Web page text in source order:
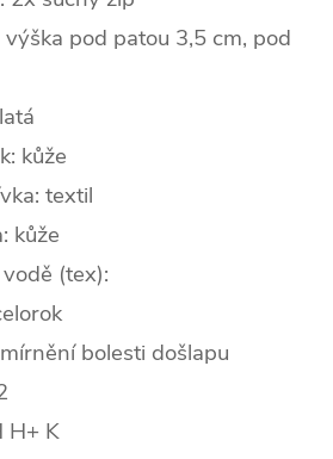
pod patou 3,5 cm, pod
kůže
textil
kůže
(tex):
bolesti došlapu
H+ K